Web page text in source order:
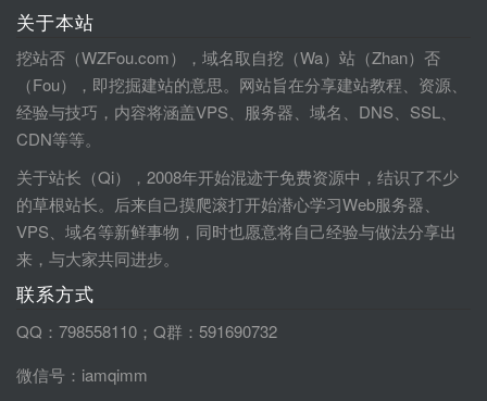
关于本站
挖站否（WZFou.com），域名取自挖（Wa）站（Zhan）否
（Fou），即挖掘建站的意思。网站旨在分享建站教程、资源、
经验与技巧，内容将涵盖VPS、服务器、域名、DNS、SSL、
CDN等等。
关于站长（Qi），2008年开始混迹于免费资源中，结识了不少
的草根站长。后来自己摸爬滚打开始潜心学习Web服务器、
VPS、域名等新鲜事物，同时也愿意将自己经验与做法分享出
来，与大家共同进步。
联系方式
QQ：798558110；Q群：591690732
微信号：iamqimm